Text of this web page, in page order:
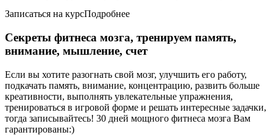
Записаться на курсПодробнее
Секреты фитнеса мозга, тренируем память,
внимание, мышление, счет
Если вы хотите разогнать свой мозг, улучшить его работу,
подкачать память, внимание, концентрацию, развить больше
креативности, выполнять увлекательные упражнения,
тренироваться в игровой форме и решать интересные задачки,
тогда записывайтесь! 30 дней мощного фитнеса мозга Вам
гарантированы:)